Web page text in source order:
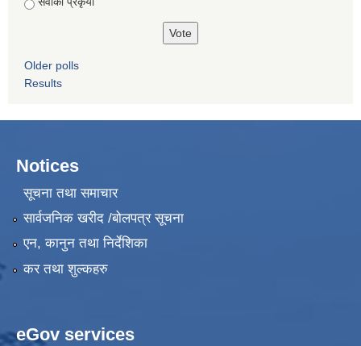
Older polls
Results
Notices
सूचना तथा समाचार
सार्वजनिक खरीद /बोलपत्र सूचना
एन, कानुन तथा निर्देशिका
कर तथा शुल्कहरु
eGov services